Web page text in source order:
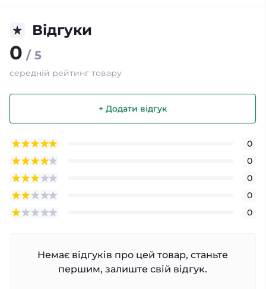
Відгуки
0 / 5
середній рейтинг товару
+ Додати відгук
0
0
0
0
0
Немає відгуків про цей товар, станьте
першим, залиште свій відгук.